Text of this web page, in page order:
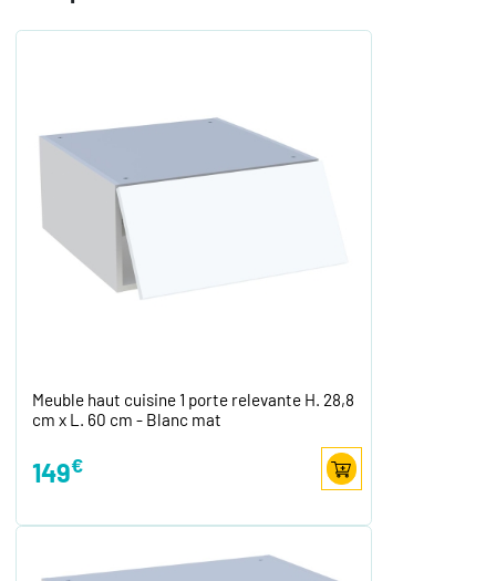
Meuble haut cuisine 1 porte relevante H. 28,8
cm x L. 60 cm - Blanc mat
149€